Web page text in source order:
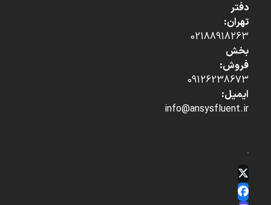
دفتر
تهران:
02188918263
بخش
فروش:
09126238673
ایمیل:
info@ansysfluent.ir
Twitter
(deprecated)
Facebook